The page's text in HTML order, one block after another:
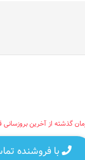
گذشته از آخرین
با فروشنده